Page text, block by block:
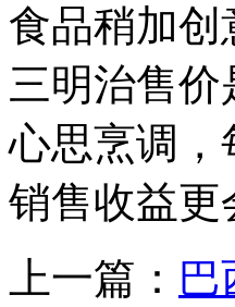
食品稍加
三明治售
心思烹调，
销售收益更
上一篇： 巴